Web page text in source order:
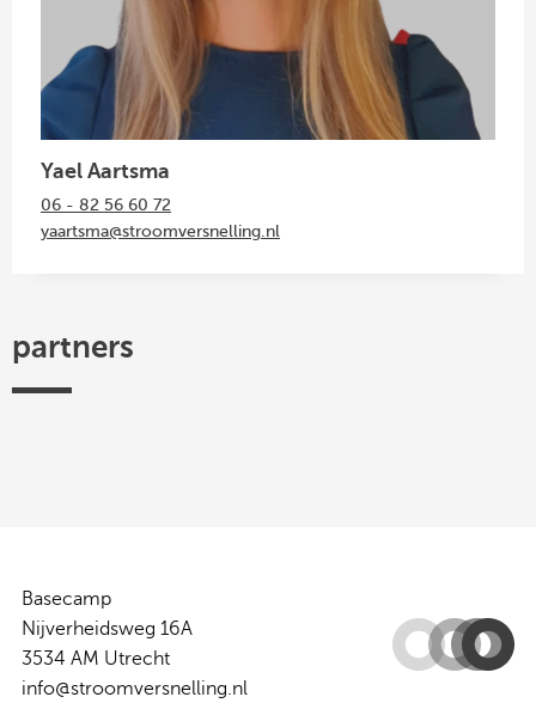
Yael Aartsma
06 - 82 56 60 72
yaartsma@stroomversnelling.nl
partners
Basecamp
Nijverheidsweg 16A
3534 AM Utrecht
info@stroomversnelling.nl